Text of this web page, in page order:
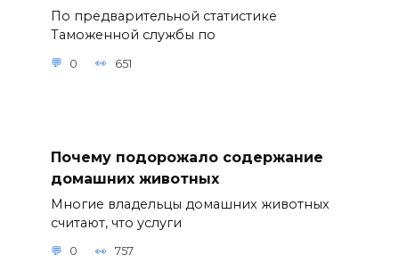
По предварительной статистике
Таможенной службы по
0 651
Почему подорожало содержание
домашних животных
Многие владельцы домашних животных
считают, что услуги
0 757